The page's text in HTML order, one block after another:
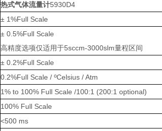
热式气体流量计5930D4
± 1%Full Scale
± 0.5%Full Scale
高精度选项仅适用于5sccm-3000slm量程区间
± 0.2%Full Scale
0.2%Full Scale / ºCelsius / Atm
1% to 100% Full Scale /100:1 (200:1 optional)
100% Full Scale
<500 ms